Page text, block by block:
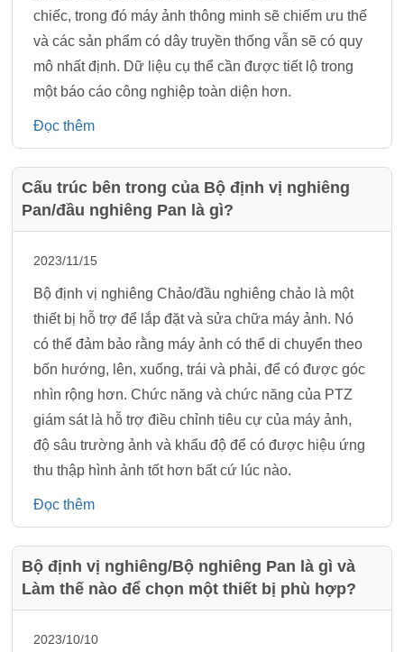
chiếc, trong đó máy ảnh thông minh sẽ chiếm ưu thế
và các sản phẩm có dây truyền thống vẫn sẽ có quy
mô nhất định. Dữ liệu cụ thể cần được tiết lộ trong
một báo cáo công nghiệp toàn diện hơn.
Đọc thêm
Cấu trúc bên trong của Bộ định vị nghiêng
Pan/đầu nghiêng Pan là gì?
2023/11/15
Bộ định vị nghiêng Chảo/đầu nghiêng chảo là một
thiết bị hỗ trợ để lắp đặt và sửa chữa máy ảnh. Nó
có thể đảm bảo rằng máy ảnh có thể di chuyển theo
bốn hướng, lên, xuống, trái và phải, để có được góc
nhìn rộng hơn. Chức năng và chức năng của PTZ
giám sát là hỗ trợ điều chỉnh tiêu cự của máy ảnh,
độ sâu trường ảnh và khẩu độ để có được hiệu ứng
thu thập hình ảnh tốt hơn bất cứ lúc nào.
Đọc thêm
Bộ định vị nghiêng/Bộ nghiêng Pan là gì và
Làm thế nào để chọn một thiết bị phù hợp?
2023/10/10